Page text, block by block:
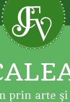
prin arte